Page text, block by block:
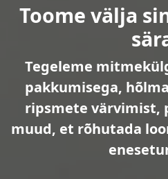
Toome välja
Tegeleme
pakkumisega,
ripsmete värvimist,
muud, et rõhutada